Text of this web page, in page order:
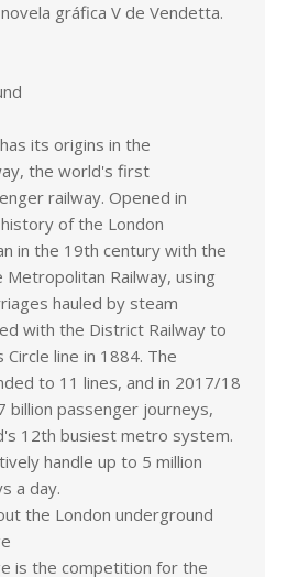
gráfica V de Vendetta.
its origins in the
the world's first
railway. Opened in
of the London
in the 19th century with the
Railway, using
hauled by steam
with the District Railway to
line in 1884. The
to 11 lines, and in 2017/18
billion passenger journeys,
12th busiest metro system.
handle up to 5 million
a day.
the London underground
is the competition for the